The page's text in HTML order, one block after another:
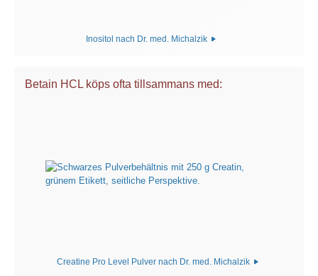
Inositol nach Dr. med. Michalzik
Betain HCL köps ofta tillsammans med:
Creatine Pro Level Pulver nach Dr. med. Michalzik